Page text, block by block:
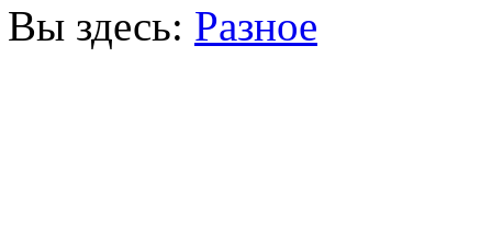
Вы здесь: Разное